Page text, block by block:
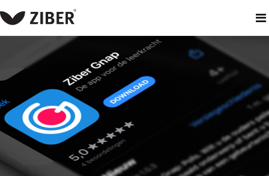
heim neuigkeiten ziber gnap, die app für lehrer